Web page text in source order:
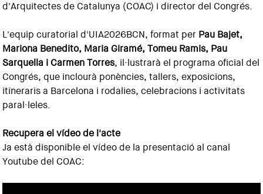
d'Arquitectes de Catalunya (COAC) i director del Congrés.
L'equip curatorial d'UIA2026BCN, format per Pau Bajet,
Mariona Benedito, Maria Giramé, Tomeu Ramis, Pau
Sarquella i Carmen Torres, il·lustrarà el programa oficial del
Congrés, que inclourà ponències, tallers, exposicions,
itineraris a Barcelona i rodalies, celebracions i activitats
paral·leles.
Recupera el vídeo de l'acte
Ja està disponible el vídeo de la presentació al canal
Youtube del COAC: